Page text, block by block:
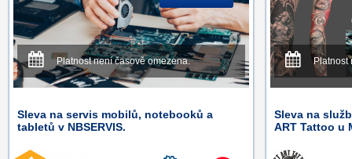
Platnost není časově omezena.
Sleva na servis mobilů, notebooků a
tabletů v NBSERVIS.
Platnost
Sleva na
ART Tattoo u